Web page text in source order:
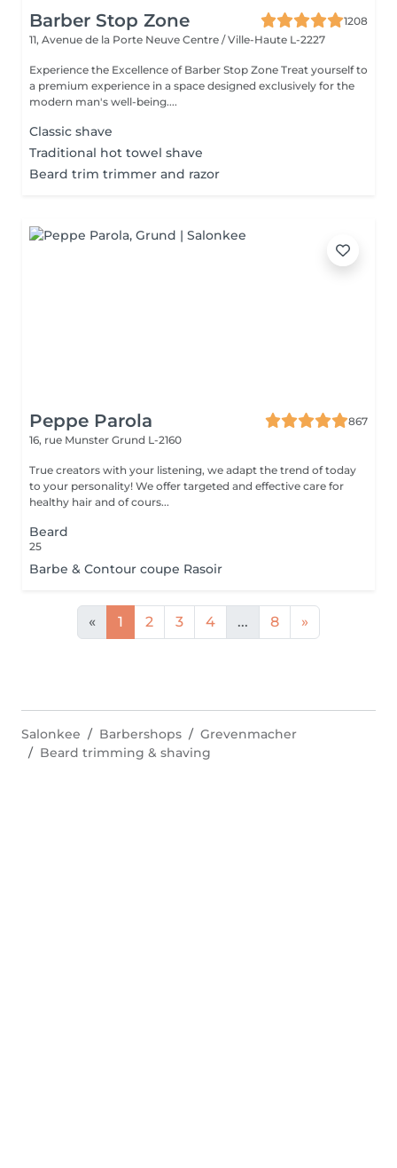
Barber Stop Zone
1208
11, Avenue de la Porte Neuve Centre / Ville-Haute L-2227
Experience the Excellence of Barber Stop Zone Treat yourself to
a premium experience in a space designed exclusively for the
modern man's well-being....
Classic shave
Traditional hot towel shave
Beard trim trimmer and razor
Peppe Parola
867
16, rue Munster Grund L-2160
True creators with your listening, we adapt the trend of today
to your personality! We offer targeted and effective care for
healthy hair and of cours...
Beard
25
Barbe & Contour coupe Rasoir
« 1 2 3 4 ... 8 »
Salonkee Barbershops
Grevenmacher
Beard trimming & shaving